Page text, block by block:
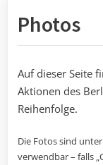
Photos
Auf dieser Seite
Aktionen des
Reihenfolge.
Die Fotos sind
verwendbar – falls